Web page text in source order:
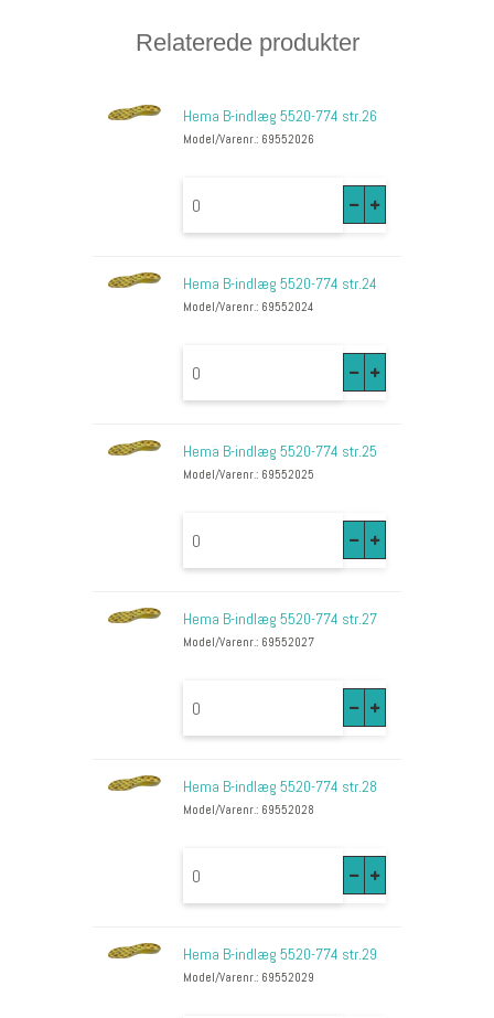
Relaterede produkter
Hema B-indlæg 5520-774 str.26
Model/Varenr.: 69552026
Hema B-indlæg 5520-774 str.24
Model/Varenr.: 69552024
Hema B-indlæg 5520-774 str.25
Model/Varenr.: 69552025
Hema B-indlæg 5520-774 str.27
Model/Varenr.: 69552027
Hema B-indlæg 5520-774 str.28
Model/Varenr.: 69552028
Hema B-indlæg 5520-774 str.29
Model/Varenr.: 69552029